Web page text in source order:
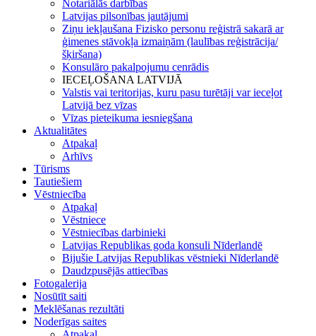
Notariālās darbības
Latvijas pilsonības jautājumi
Ziņu iekļaušana Fizisko personu reģistrā sakarā ar
ģimenes stāvokļa izmaiņām (laulības reģistrācija/
šķiršana)
Konsulāro pakalpojumu cenrādis
IECEĻOŠANA LATVIJĀ
Valstis vai teritorijas, kuru pasu turētāji var ieceļot
Latvijā bez vīzas
Vīzas pieteikuma iesniegšana
Aktualitātes
Atpakaļ
Arhīvs
Tūrisms
Tautiešiem
Vēstniecība
Atpakaļ
Vēstniece
Vēstniecības darbinieki
Latvijas Republikas goda konsuli Nīderlandē
Bijušie Latvijas Republikas vēstnieki Nīderlandē
Daudzpusējās attiecības
Fotogalerija
Nosūtīt saiti
Meklēšanas rezultāti
Noderīgas saites